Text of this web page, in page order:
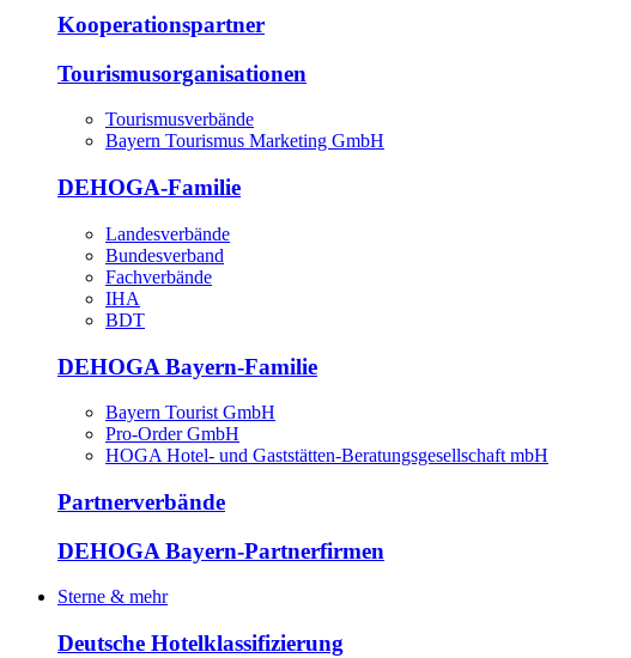
Kooperationspartner
Tourismusorganisationen
Tourismusverbände
Bayern Tourismus Marketing GmbH
DEHOGA-Familie
Landesverbände
Bundesverband
Fachverbände
IHA
BDT
DEHOGA Bayern-Familie
Bayern Tourist GmbH
Pro-Order GmbH
HOGA Hotel- und Gaststätten-Beratungsgesellschaft mbH
Partnerverbände
DEHOGA Bayern-Partnerfirmen
Sterne & mehr
Deutsche Hotelklassifizierung